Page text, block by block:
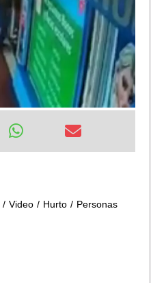
Video Hurto
Personas